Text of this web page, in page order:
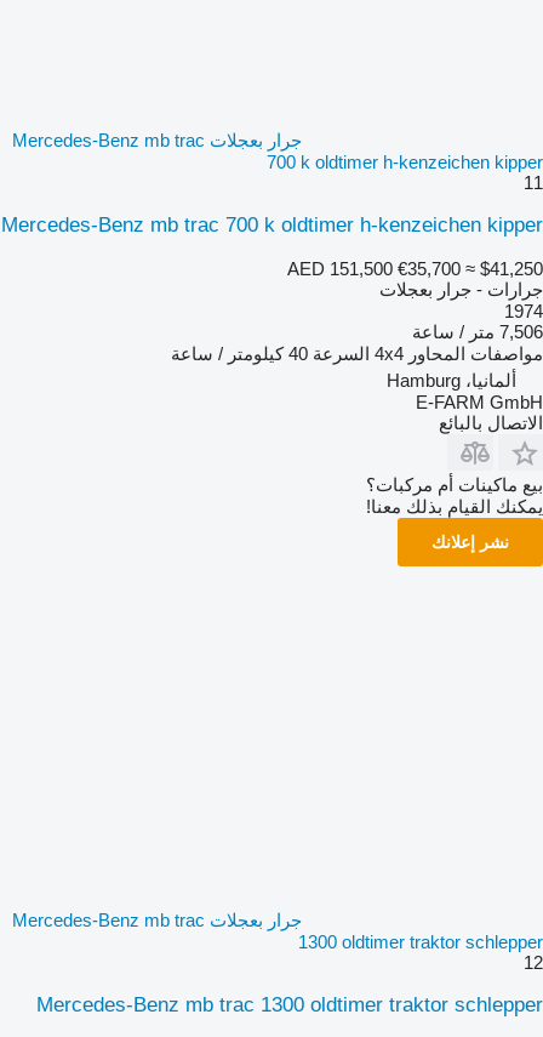
جرار بعجلات Mercedes-Benz mb trac
700 k oldtimer h-kenzeichen kipper
11
Mercedes-Benz mb trac 700 k oldtimer h-kenzeichen kipper
AED 151,500 €35,700 ≈ $41,250
جرارات - جرار بعجلات
1974
7,506 متر / ساعة
مواصفات المحاور 4x4 السرعة 40 كيلومتر / ساعة
ألمانيا، Hamburg
E-FARM GmbH
الاتصال بالبائع
بيع ماكينات أم مركبات؟
يمكنك القيام بذلك معنا!
نشر إعلانك
جرار بعجلات Mercedes-Benz mb trac
1300 oldtimer traktor schlepper
12
Mercedes-Benz mb trac 1300 oldtimer traktor schlepper